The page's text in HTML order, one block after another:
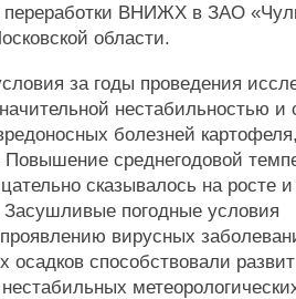
переработки ВНИЖХ в ЗАО
области.
за годы проведения
нестабильностью и
болезней
Повышение среднегодовой
сказывалось на росте
Засушливые погодные условия
проявлению вирусных
способствовали